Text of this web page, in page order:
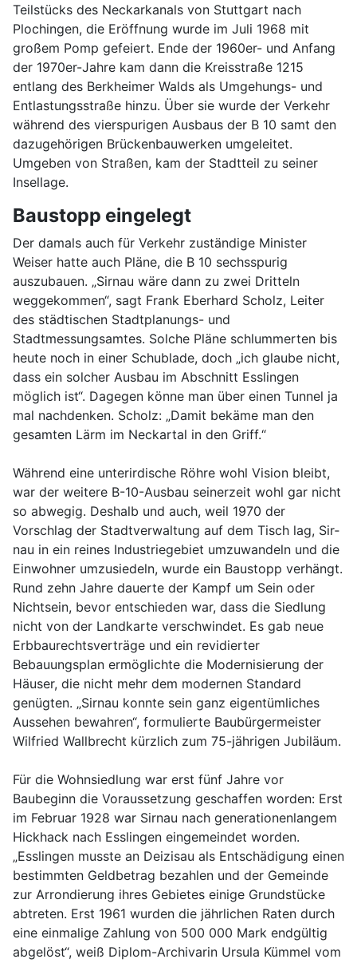
Teilstücks des Neckarkanals von Stuttgart nach
Plochingen, die Eröffnung wurde im Juli 1968 mit
großem Pomp gefeiert. Ende der 1960er- und Anfang
der 1970er-Jahre kam dann die Kreisstraße 1215
entlang des Berkheimer Walds als Umgehungs- und
Entlastungsstraße hinzu. Über sie wurde der Verkehr
während des vierspurigen Ausbaus der B 10 samt den
dazugehörigen Brückenbauwerken umgeleitet.
Umgeben von Straßen, kam der Stadtteil zu seiner
Insellage.
Baustopp eingelegt
Der damals auch für Verkehr zuständige Minister
Weiser hatte auch Pläne, die B 10 sechsspurig
auszubauen. „Sirnau wäre dann zu zwei Dritteln
weggekommen“, sagt Frank Eberhard Scholz, Leiter
des städtischen Stadtplanungs- und
Stadtmessungsamtes. Solche Pläne schlummerten bis
heute noch in einer Schublade, doch „ich glaube nicht,
dass ein solcher Ausbau im Abschnitt Esslingen
möglich ist“. Dagegen könne man über einen Tunnel ja
mal nachdenken. Scholz: „Damit bekäme man den
gesamten Lärm im Neckartal in den Griff.“
Während eine unterirdische Röhre wohl Vision bleibt,
war der weitere B-10-Ausbau seinerzeit wohl gar nicht
so abwegig. Deshalb und auch, weil 1970 der
Vorschlag der Stadtverwaltung auf dem Tisch lag, Sir­
nau in ein reines Industriegebiet umzuwandeln und die
Einwohner umzusiedeln, wurde ein Baustopp verhängt.
Rund zehn Jahre dauerte der Kampf um Sein oder
Nichtsein, bevor entschieden war, dass die Siedlung
nicht von der Landkarte verschwindet. Es gab neue
Erbbaurechtsverträge und ein revidierter
Bebauungsplan ermöglichte die Modernisierung der
Häuser, die nicht mehr dem modernen Standard
genügten. „Sirnau konnte sein ganz eigentümliches
Aussehen bewahren“, formulierte Baubürgermeister
Wilfried Wallbrecht kürzlich zum 75-jährigen Jubiläum.
Für die Wohnsiedlung war erst fünf Jahre vor
Baubeginn die Voraussetzung geschaffen worden: Erst
im Februar 1928 war Sirnau nach generationenlangem
Hickhack nach Esslingen eingemeindet worden.
„Esslingen musste an Deizisau als Entschädigung einen
bestimmten Geldbetrag bezahlen und der Gemeinde
zur Arrondierung ihres Gebietes einige Grundstücke
abtreten. Erst 1961 wurden die jährlichen Raten durch
eine einmalige Zahlung von 500 000 Mark endgültig
abgelöst“, weiß Diplom-Archivarin Ursula Kümmel vom